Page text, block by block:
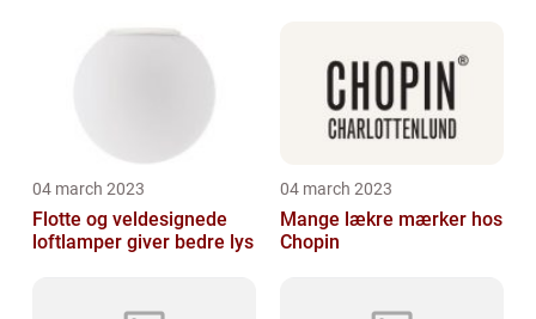
04 march 2023
Flotte og veldesignede
loftlamper giver bedre lys
04 march 2023
Mange lækre mærker hos
Chopin